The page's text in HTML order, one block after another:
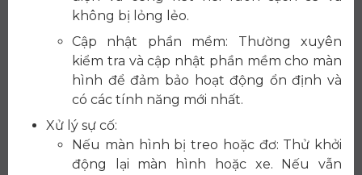
không bị lỏng lẻo.
Cập nhật phần mềm: Thường xuyên
kiểm tra và cập nhật phần mềm cho màn
hình để đảm bảo hoạt động ổn định và
có các tính năng mới nhất.
Xử lý sự cố:
Nếu màn hình bị treo hoặc đơ: Thử khởi
động lại màn hình hoặc xe. Nếu vẫn